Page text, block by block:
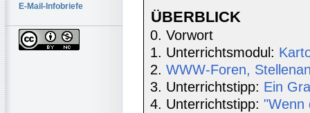
E-Mail-Infobriefe
ÜBERBLICK
Vorwort
Unterrichtsmodul:
WWW-Foren,
Unterrichtstipp: Ein
Unterrichtstipp: "Wenn